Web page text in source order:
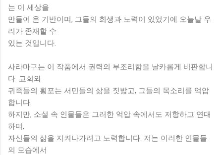
는 이 세상을
만들어 온 기반이며, 그들의 희생과 노력이 있었기에 오늘날 우
리가 존재할 수
있는 것입니다.
사라마구는 이 작품에서 권력의 부조리함을 날카롭게 비판합니
다. 교회와
귀족들의 횡포는 서민들의 삶을 짓밟고, 그들의 목소리를 억압
합니다.
하지만, 소설 속 인물들은 그러한 억압 속에서도 저항하고 연대
하며,
자신들의 삶을 지켜나가려고 노력합니다. 저는 이러한 인물들
의 모습에서